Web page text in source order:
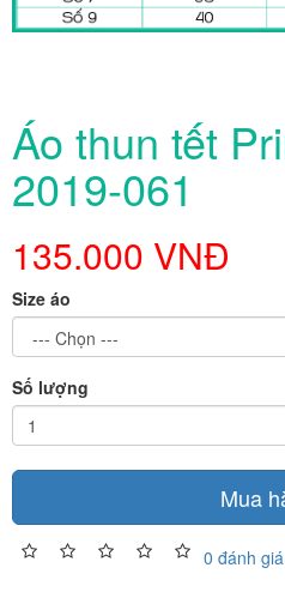
Áo thun tết
2019-061
135.000 VNĐ
Size áo
Số lượng
Mua
0 đánh giá